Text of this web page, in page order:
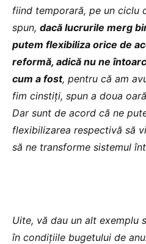
fiind temporară, pe un ciclu
spun, dacă lucrurile merg
putem flexibiliza orice de
reformă, adică nu ne
cum a fost, pentru că am
fim cinstiți, spun a doua
Dar sunt de acord că ne
flexibilizarea respectivă să
să ne transforme sistemul
Uite, vă dau un alt exemplu
în condițiile bugetului de